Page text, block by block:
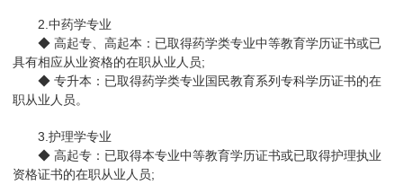
2.中药学专业
◆ 高起专、高起本：已取得药学类专业中等教育学历证书或已
具有相应从业资格的在职从业人员;
◆ 专升本：已取得药学类专业国民教育系列专科学历证书的在
职从业人员。
3.护理学专业
◆ 高起专：已取得本专业中等教育学历证书或已取得护理执业
资格证书的在职从业人员;